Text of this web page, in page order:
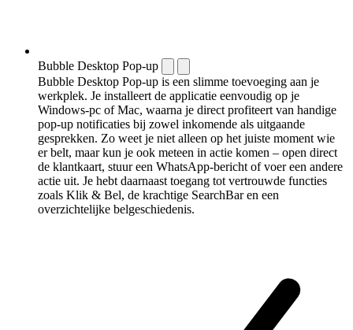
Bubble Desktop Pop-up
Bubble Desktop Pop-up is een slimme toevoeging aan je
werkplek. Je installeert de applicatie eenvoudig op je
Windows-pc of Mac, waarna je direct profiteert van handige
pop-up notificaties bij zowel inkomende als uitgaande
gesprekken. Zo weet je niet alleen op het juiste moment wie
er belt, maar kun je ook meteen in actie komen – open direct
de klantkaart, stuur een WhatsApp-bericht of voer een andere
actie uit. Je hebt daarnaast toegang tot vertrouwde functies
zoals Klik & Bel, de krachtige SearchBar en een
overzichtelijke belgeschiedenis.